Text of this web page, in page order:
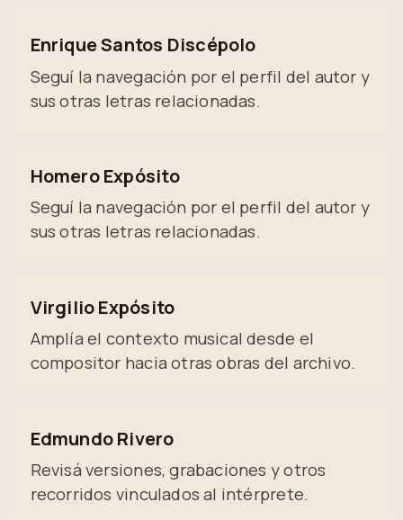
Enrique Santos Discépolo
Seguí la navegación por el perfil del autor y
sus otras letras relacionadas.
Homero Expósito
Seguí la navegación por el perfil del autor y
sus otras letras relacionadas.
Virgilio Expósito
Amplía el contexto musical desde el
compositor hacia otras obras del archivo.
Edmundo Rivero
Revisá versiones, grabaciones y otros
recorridos vinculados al intérprete.